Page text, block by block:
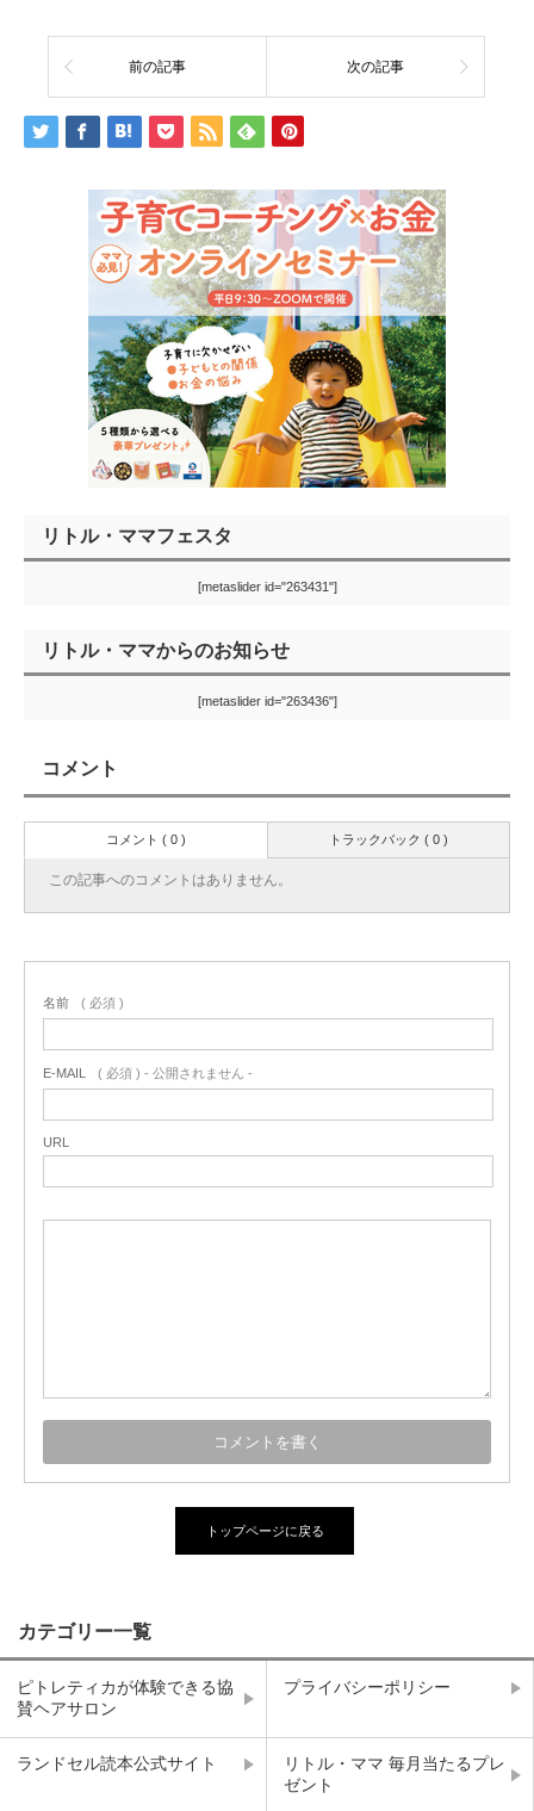
前の記事 次の記事
リトル・ママフェスタ
[metaslider id="263431"]
リトル・ママからのお知らせ
[metaslider id="263436"]
コメント
トラックバック ( 0 )
コメント ( 0 )
この記事へのコメントはありません。
名前 ( 必須 )
E-MAIL ( 必須 ) - 公開されません -
URL
トップページに戻る
カテゴリー一覧
ピトレティカが体験できる協
賛ヘアサロン
プライバシーポリシー
ランドセル読本公式サイト
リトル・ママ 毎月当たるプレ
ゼント